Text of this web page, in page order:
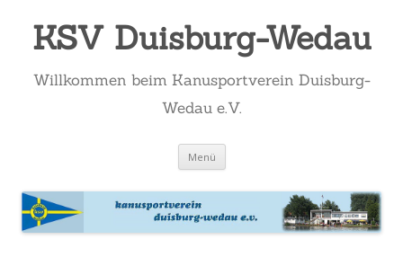
KSV Duisburg-Wedau
Willkommen beim Kanusportverein Duisburg-
Wedau e.V.
Menü Zum
springen